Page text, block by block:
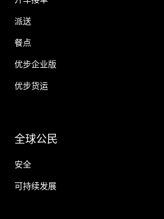
派送
餐点
优步企业版
优步货运
全球公民
安全
可持续发展